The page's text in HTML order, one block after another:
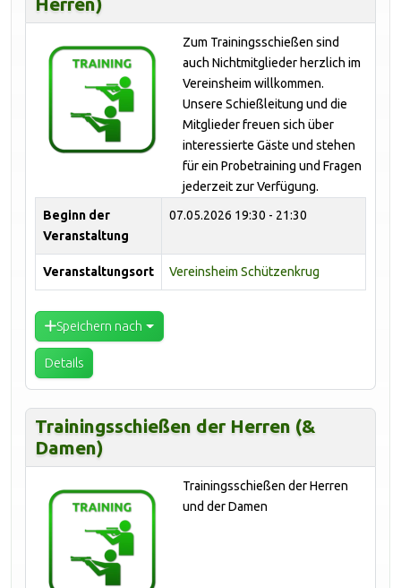
Zum Trainingsschießen sind
auch Nichtmitglieder herzlich im
Vereinsheim willkommen.
Unsere Schießleitung und die
Mitglieder freuen sich über
interessierte Gäste und stehen
für ein Probetraining und Fragen
jederzeit zur Verfügung.
Beginn der
Veranstaltung
07.05.2026 19:30 - 21:30
Veranstaltungsort Vereinsheim Schützenkrug
Speichern nach
Details
Trainingsschießen der Herren (&
Damen)
Trainingsschießen der Herren
und der Damen